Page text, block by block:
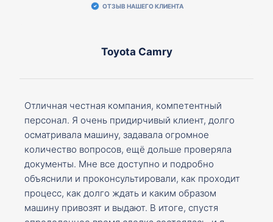
ОТЗЫВ НАШЕГО КЛИЕНТА
Toyota Camry
Отличная честная компания, компетентный
персонал. Я очень придирчивый клиент, долго
осматривала машину, задавала огромное
количество вопросов, ещё дольше проверяла
документы. Мне все доступно и подробно
объяснили и проконсультировали, как проходит
процесс, как долго ждать и каким образом
машину привозят и выдают. В итоге, спустя